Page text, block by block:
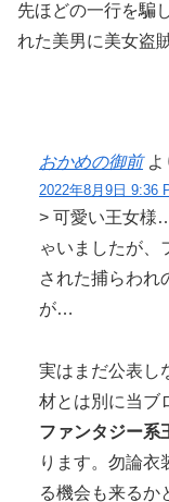
先ほどの一行を騙
れた美男に美女盗
おかめの御前 よ
2022年8月9日 9:36
> 可愛い王女様
ゃいましたが、
された捕らわれ
が…
実はまだ公表し
材とは別に当ブ
ファンタジー系
ります。勿論衣
る機会も来るか